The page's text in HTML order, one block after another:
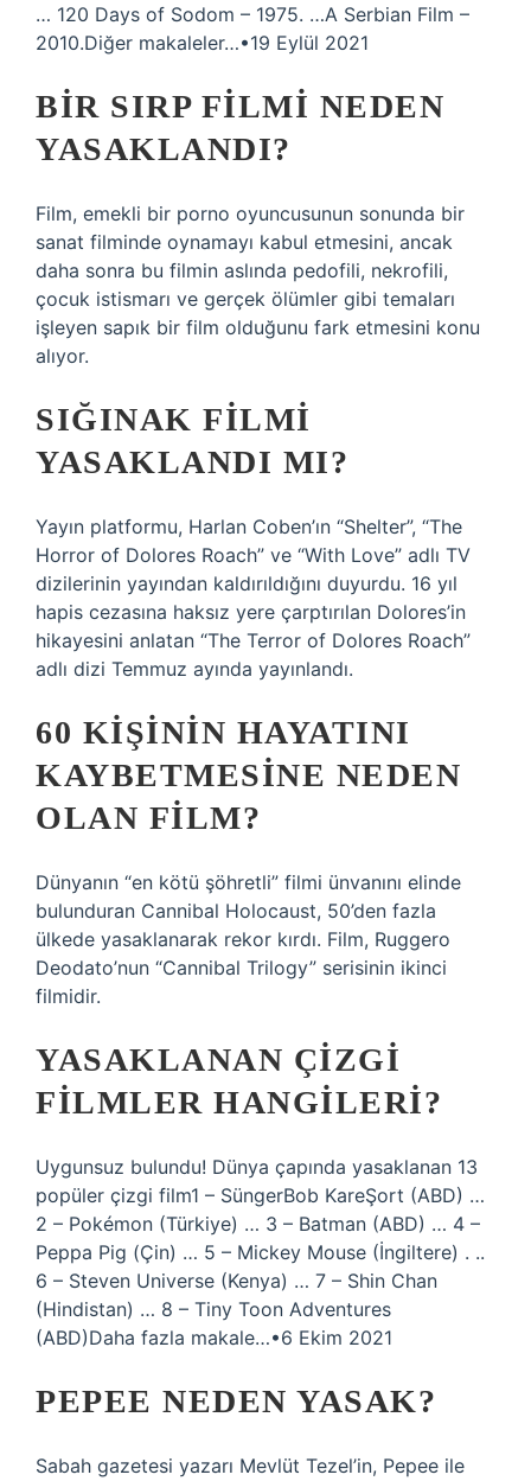
… 120 Days of Sodom – 1975. …A Serbian Film –
2010.Diğer makaleler…•19 Eylül 2021
BIR SIRP FILMI NEDEN
YASAKLANDI?
Film, emekli bir porno oyuncusunun sonunda bir
sanat filminde oynamayı kabul etmesini, ancak
daha sonra bu filmin aslında pedofili, nekrofili,
çocuk istismarı ve gerçek ölümler gibi temaları
işleyen sapık bir film olduğunu fark etmesini konu
alıyor.
SIĞINAK FILMI
YASAKLANDI MI?
Yayın platformu, Harlan Coben’ın “Shelter”, “The
Horror of Dolores Roach” ve “With Love” adlı TV
dizilerinin yayından kaldırıldığını duyurdu. 16 yıl
hapis cezasına haksız yere çarptırılan Dolores’in
hikayesini anlatan “The Terror of Dolores Roach”
adlı dizi Temmuz ayında yayınlandı.
60 KIŞININ HAYATINI
KAYBETMESINE NEDEN
OLAN FILM?
Dünyanın “en kötü şöhretli” filmi ünvanını elinde
bulunduran Cannibal Holocaust, 50’den fazla
ülkede yasaklanarak rekor kırdı. Film, Ruggero
Deodato’nun “Cannibal Trilogy” serisinin ikinci
filmidir.
YASAKLANAN ÇIZGI
FILMLER HANGILERI?
Uygunsuz bulundu! Dünya çapında yasaklanan 13
popüler çizgi film1 – SüngerBob KareŞort (ABD) …
2 – Pokémon (Türkiye) … 3 – Batman (ABD) … 4 –
Peppa Pig (Çin) … 5 – Mickey Mouse (İngiltere) . ..
6 – Steven Universe (Kenya) … 7 – Shin Chan
(Hindistan) … 8 – Tiny Toon Adventures
(ABD)Daha fazla makale…•6 Ekim 2021
PEPEE NEDEN YASAK?
Sabah gazetesi yazarı Mevlüt Tezel’in, Pepee ile